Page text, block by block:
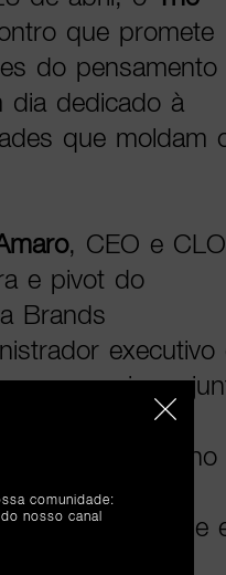
que promete
do pensamento
dia dedicado à
que moldam
, CEO e CLO
e pivot do
Brands
executivo
aos quais se
da SIC e SIC
em torno
Empresas,
e Criatividade
comunidade:
nosso canal